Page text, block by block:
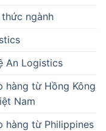
thức ngành
An Logistics
hàng từ Hồng Kông
Nam
hàng từ Philippines